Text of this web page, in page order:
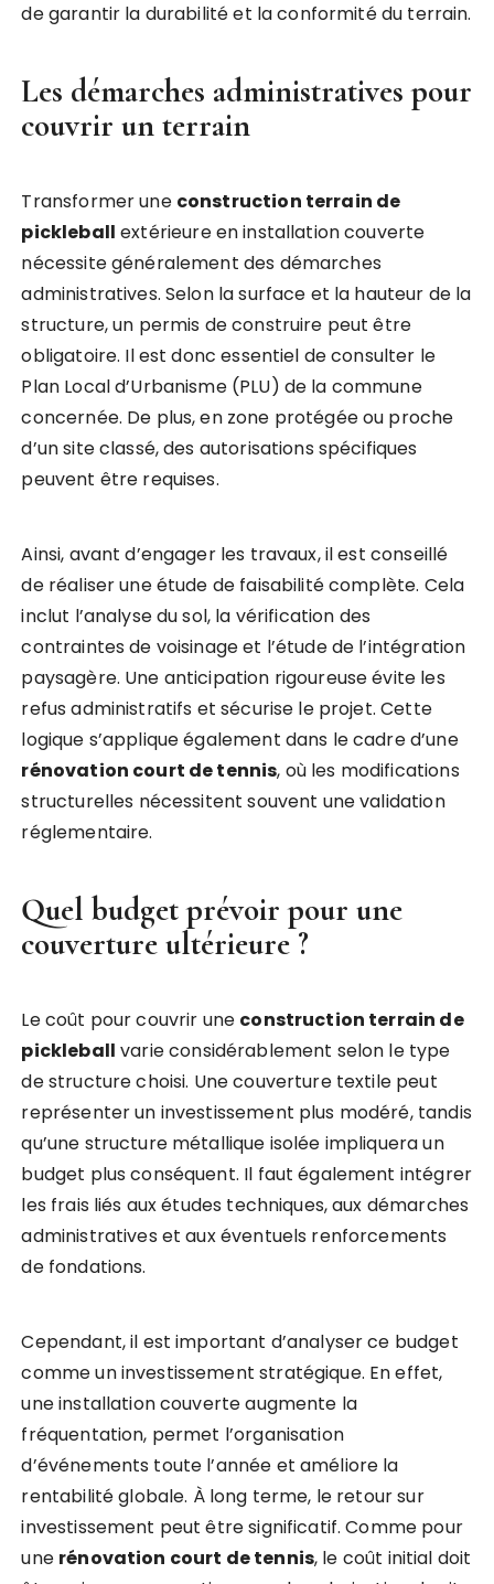
de garantir la durabilité et la conformité du terrain.
Les démarches administratives pour
couvrir un terrain
Transformer une construction terrain de
pickleball extérieure en installation couverte
nécessite généralement des démarches
administratives. Selon la surface et la hauteur de la
structure, un permis de construire peut être
obligatoire. Il est donc essentiel de consulter le
Plan Local d’Urbanisme (PLU) de la commune
concernée. De plus, en zone protégée ou proche
d’un site classé, des autorisations spécifiques
peuvent être requises.
Ainsi, avant d’engager les travaux, il est conseillé
de réaliser une étude de faisabilité complète. Cela
inclut l’analyse du sol, la vérification des
contraintes de voisinage et l’étude de l’intégration
paysagère. Une anticipation rigoureuse évite les
refus administratifs et sécurise le projet. Cette
logique s’applique également dans le cadre d’une
rénovation court de tennis, où les modifications
structurelles nécessitent souvent une validation
réglementaire.
Quel budget prévoir pour une
couverture ultérieure ?
Le coût pour couvrir une construction terrain de
pickleball varie considérablement selon le type
de structure choisi. Une couverture textile peut
représenter un investissement plus modéré, tandis
qu’une structure métallique isolée impliquera un
budget plus conséquent. Il faut également intégrer
les frais liés aux études techniques, aux démarches
administratives et aux éventuels renforcements
de fondations.
Cependant, il est important d’analyser ce budget
comme un investissement stratégique. En effet,
une installation couverte augmente la
fréquentation, permet l’organisation
d’événements toute l’année et améliore la
rentabilité globale. À long terme, le retour sur
investissement peut être significatif. Comme pour
une rénovation court de tennis, le coût initial doit